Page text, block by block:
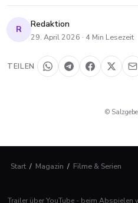
R Redaktion
29. April 2026 · 4 Min Lesezeit
TEILEN
©
Start / Magazin / Filme & Serien
Trailer über YouTube - beim Abspielen